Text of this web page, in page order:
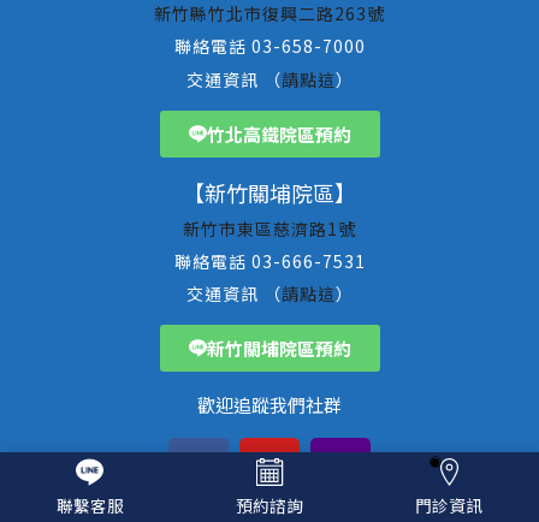
聯繫客服 預約諮詢 門診資訊
新竹縣竹北市復興二路263號
聯絡電話 03-658-7000
交通資訊 （請點這）
竹北高鐵院區預約
【新竹關埔院區】
新竹市東區慈濟路1號
聯絡電話 03-666-7531
交通資訊 （請點這）
新竹關埔院區預約
歡迎追蹤我們社群